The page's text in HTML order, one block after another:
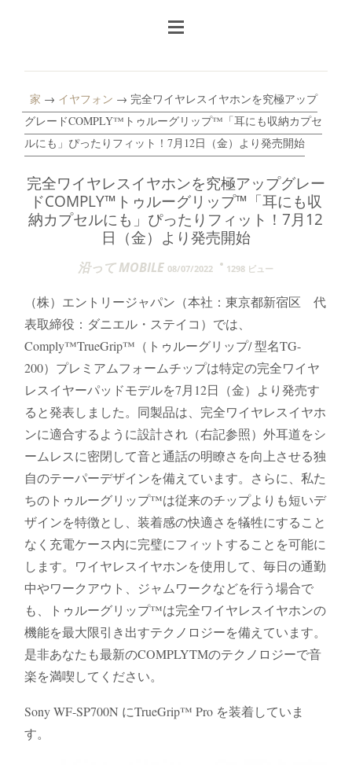
家 → イヤフォン → 完全ワイヤレスイヤホンを究極アップ
グレードCOMPLY™トゥルーグリップ™「耳にも収納カプセ
ルにも」ぴったりフィット！7月12日（金）より発売開始
完全ワイヤレスイヤホンを究極アップグレー
ドCOMPLY™トゥルーグリップ™「耳にも収
納カプセルにも」ぴったりフィット！7月12
日（金）より発売開始
沿って MOBILE 08/07/2022 1298 ビュー
（株）エントリージャパン（本社：東京都新宿区 代
表取締役：ダニエル・ステイコ）では、
Comply™TrueGrip™（トゥルーグリップ/ 型名TG-
200）プレミアムフォームチップは特定の完全ワイヤ
レスイヤーパッドモデルを7月12日（金）より発売す
ると発表しました。同製品は、完全ワイヤレスイヤホ
ンに適合するように設計され（右記参照）外耳道をシ
ームレスに密閉して音と通話の明瞭さを向上させる独
自のテーパーデザインを備えています。さらに、私た
ちのトゥルーグリップ™は従来のチップよりも短いデ
ザインを特徴とし、装着感の快適さを犠牲にすること
なく充電ケース内に完璧にフィットすることを可能に
します。ワイヤレスイヤホンを使用して、毎日の通勤
中やワークアウト、ジャムワークなどを行う場合で
も、トゥルーグリップ™は完全ワイヤレスイヤホンの
機能を最大限引き出すテクノロジーを備えています。
是非あなたも最新のCOMPLYTMのテクノロジーで音
楽を満喫してください。​
Sony WF-SP700N にTrueGrip™ Pro を装着していま
す。